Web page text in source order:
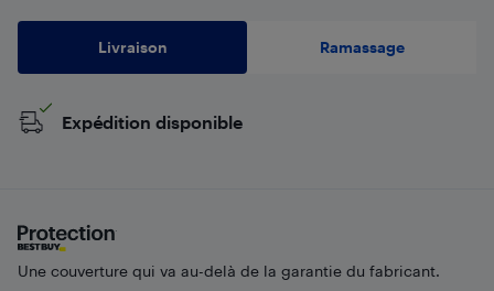
Livraison Ramassage
Expédition disponible
Une couverture qui va au-delà de la garantie du fabricant.